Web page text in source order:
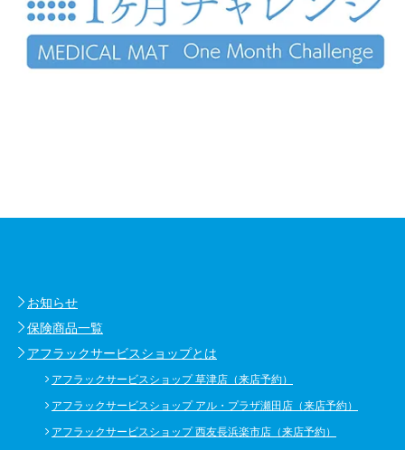
お知らせ
保険商品一覧
アフラックサービスショップとは
アフラックサービスショップ 草津店（来店予約）
アフラックサービスショップ アル・プラザ瀬田店（来店予約）
アフラックサービスショップ 西友長浜楽市店（来店予約）